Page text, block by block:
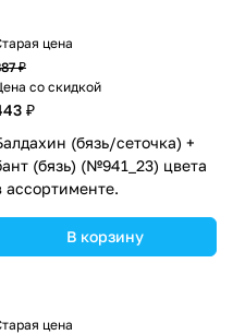
цена
₽
со скидкой
₽
(бязь/сеточка) +
(бязь) (№941_23) цвета
ассортименте.
В корзину
цена